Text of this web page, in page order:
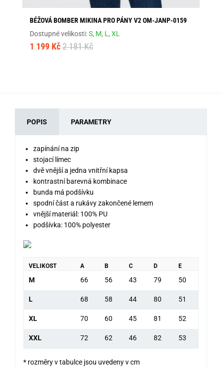
BÉŽOVÁ BOMBER MIKINA PRO PÁNY V2 OM-JANP-0159
Dostupné velikosti:S, M, L,XL
1 199 Kč 2 181 Kč
POPIS PARAMETRY
zapínání na zip
stojací límec
dvě vnější a jedna vnitřní kapsa
kontrastní barevná kombinace
bunda má podšívku
spodní část a rukávy zakončené lemem
vnější materiál: 100% PU
podšívka: 100% polyester
VELIKOST A B C D E
M 66 56 43 79 50
L 68 58 44 80 51
XL 70 60 45 81 52
XXL 72 62 46 82 53
* rozměry v tabulce jsou uvedeny v cm